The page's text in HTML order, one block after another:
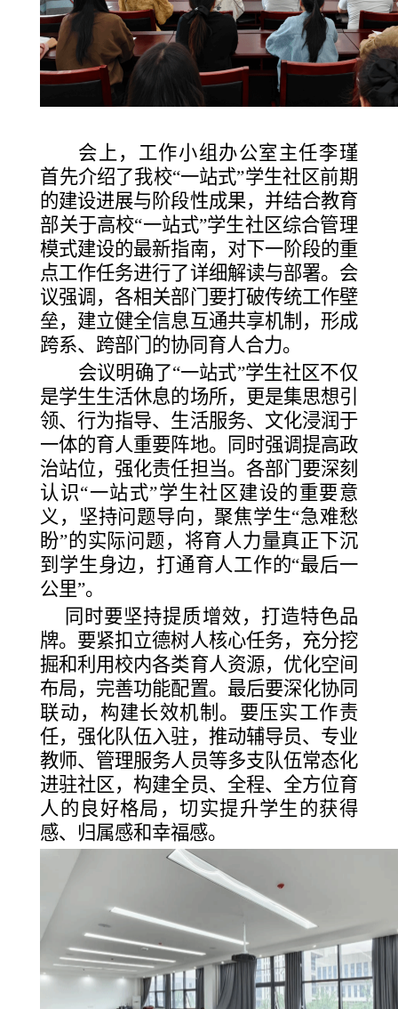
会上，工作小组办公室主任李瑾
首先介绍了我校“一站式”学生社区前期
的建设进展与阶段性成果，并结合教育
部关于高校“一站式”学生社区综合管理
模式建设的最新指南，对下一阶段的重
点工作任务进行了详细解读与部署。会
议强调，各相关部门要打破传统工作壁
垒，建立健全信息互通共享机制，形成
跨系、跨部门的协同育人合力。
会议明确了“一站式”学生社区不仅
是学生生活休息的场所，更是集思想引
领、行为指导、生活服务、文化浸润于
一体的育人重要阵地。同时强调提高政
治站位，强化责任担当。各部门要深刻
认识“一站式”学生社区建设的重要意
义，坚持问题导向，聚焦学生“急难愁
盼”的实际问题，将育人力量真正下沉
到学生身边，打通育人工作的“最后一
公里”。
同时要坚持提质增效，打造特色品
牌。要紧扣立德树人核心任务，充分挖
掘和利用校内各类育人资源，优化空间
布局，完善功能配置。最后要深化协同
联动，构建长效机制。要压实工作责
任，强化队伍入驻，推动辅导员、专业
教师、管理服务人员等多支队伍常态化
进驻社区，构建全员、全程、全方位育
人的良好格局，切实提升学生的获得
感、归属感和幸福感。